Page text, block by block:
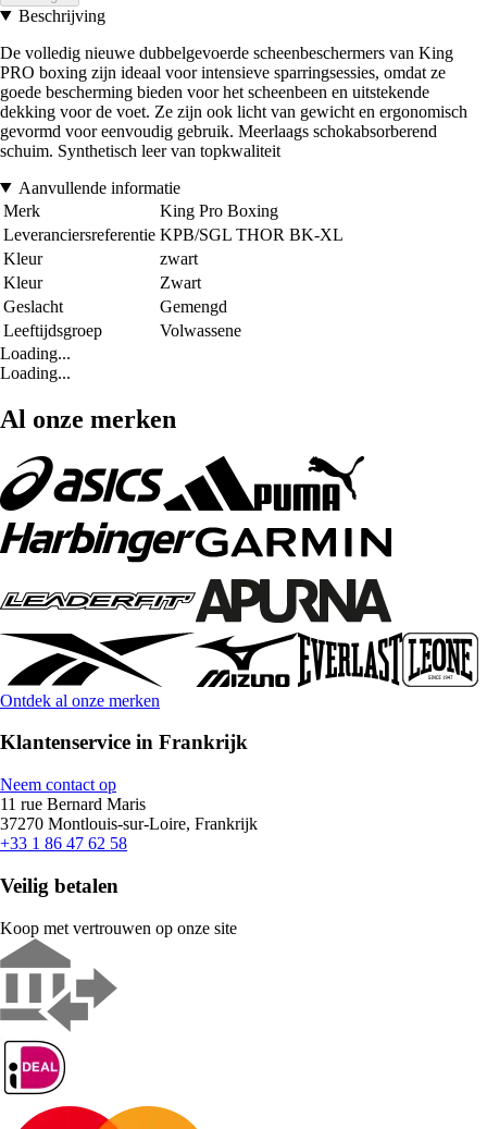
Beschrijving
De volledig nieuwe dubbelgevoerde scheenbeschermers van King
PRO boxing zijn ideaal voor intensieve sparringsessies, omdat ze
goede bescherming bieden voor het scheenbeen en uitstekende
dekking voor de voet. Ze zijn ook licht van gewicht en ergonomisch
gevormd voor eenvoudig gebruik. Meerlaags schokabsorberend
schuim. Synthetisch leer van topkwaliteit
Aanvullende informatie
Merk
King Pro Boxing
Leveranciersreferentie KPB/SGL THOR BK-XL
Kleur
zwart
Kleur
Zwart
Geslacht
Gemengd
Leeftijdsgroep
Volwassene
Loading...
Loading...
Al onze merken
Ontdek al onze merken
Klantenservice in Frankrijk
Neem contact op
11 rue Bernard Maris
37270 Montlouis-sur-Loire, Frankrijk
+33 1 86 47 62 58
Veilig betalen
Koop met vertrouwen op onze site